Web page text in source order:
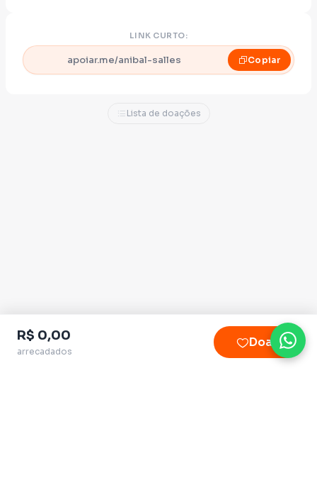
LINK CURTO:
apoiar.me/anibal-salles Copiar
Lista de doações
R$ 0,00
arrecadados
Doar